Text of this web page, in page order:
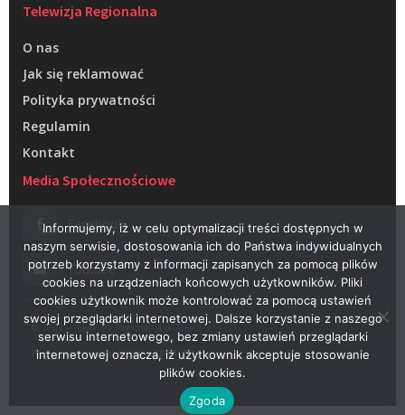
Telewizja Regionalna
O nas
Jak się reklamować
Polityka prywatności
Regulamin
Kontakt
Media Społecznościowe
Facebook
Youtube
© 2022 – Telewizja Regionalna w Żarach
Projektowanie stron WWW –RAGACOM
Informujemy, iż w celu optymalizacji treści dostępnych w
naszym serwisie, dostosowania ich do Państwa indywidualnych
potrzeb korzystamy z informacji zapisanych za pomocą plików
cookies na urządzeniach końcowych użytkowników. Pliki
cookies użytkownik może kontrolować za pomocą ustawień
swojej przeglądarki internetowej. Dalsze korzystanie z naszego
serwisu internetowego, bez zmiany ustawień przeglądarki
internetowej oznacza, iż użytkownik akceptuje stosowanie
plików cookies.
Zgoda